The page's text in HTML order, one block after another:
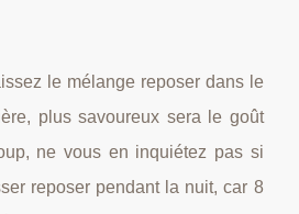
le mélange reposer dans le
plus savoureux sera le goût
ne vous en inquiétez pas si
reposer pendant la nuit, car 8